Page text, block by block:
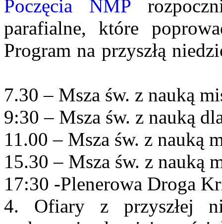
Poczęcia NMP
parafialne, które
Program na przyszłą
7.30 – Msza św. z nauką
9:30 – Msza św. z nauką
11.00 – Msza św. z nauką
15.30 – Msza św. z nauką
17:30 -Plenerowa Droga
4. Ofiary z przyszłej